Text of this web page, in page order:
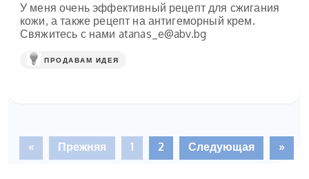
У меня очень эффективный рецепт для сжигания
кожи, а также рецепт на антигеморный крем.
Свяжитесь с нами atanas_e@abv.bg
ПРОДАВАМ ИДЕЯ
« Прежняя 1 2 Следующая »